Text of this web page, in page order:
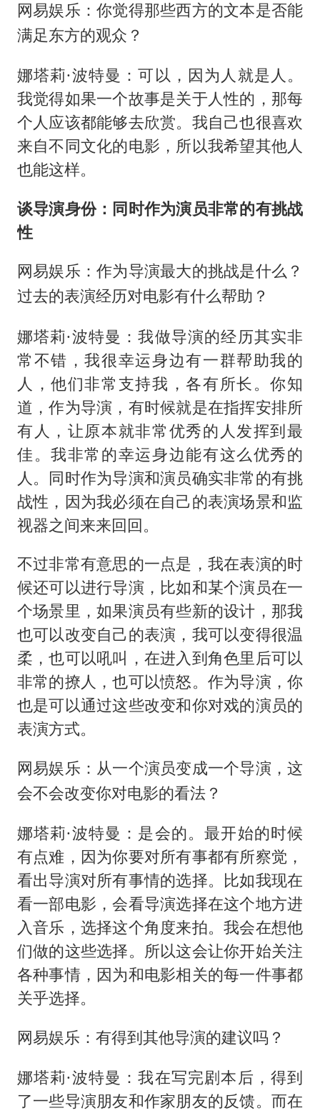
网易娱乐：你觉得那些西方的文本是否能
满足东方的观众 ？
娜塔莉·波特曼：可以，因为人就是人。
我觉得如果一个故事是关于人性的，那每
个人应该都能够去欣赏。我自己也很喜欢
来自不同文化的电影，所以我希望其他人
也能这样。
谈导演身份：同时作为演员非常的有挑战
性
网易娱乐：作为导演最大的挑战是什么？
过去的表演经历对电影有什么帮助？
娜塔莉·波特曼：我做导演的经历其实非
常不错，我很幸运身边有一群帮助我的
人，他们非常支持我，各有所长。你知
道，作为导演，有时候就是在指挥安排所
有人，让原本就非常优秀的人发挥到最
佳。我非常的幸运身边能有这么优秀的
人。同时作为导演和演员确实非常的有挑
战性，因为我必须在自己的表演场景和监
视器之间来来回回。
不过非常有意思的一点是，我在表演的时
候还可以进行导演，比如和某个演员在一
个场景里，如果演员有些新的设计，那我
也可以改变自己的表演，我可以变得很温
柔，也可以吼叫，在进入到角色里后可以
非常的撩人，也可以愤怒。作为导演，你
也是可以通过这些改变和你对戏的演员的
表演方式。
网易娱乐：从一个演员变成一个导演，这
会不会改变你对电影的看法？
娜塔莉·波特曼：是会的。最开始的时候
有点难，因为你要对所有事都有所察觉，
看出导演对所有事情的选择。比如我现在
看一部电影，会看导演选择在这个地方进
入音乐，选择这个角度来拍。我会在想他
们做的这些选择。所以这会让你开始关注
各种事情，因为和电影相关的每一件事都
关乎选择。
网易娱乐：有得到其他导演的建议吗？
娜塔莉·波特曼：我在写完剧本后，得到
了一些导演朋友和作家朋友的反馈。而在